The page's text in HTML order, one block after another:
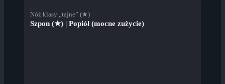
Nóż klasy „tajne” (★)
Szpon (★) | Popiół (mocne zużycie)